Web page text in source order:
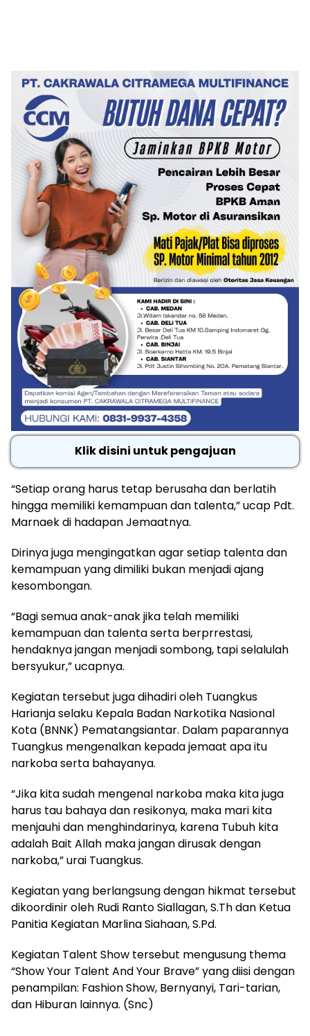
Klik disini untuk pengajuan
“Setiap orang harus tetap berusaha dan berlatih
hingga memiliki kemampuan dan talenta,” ucap Pdt.
Marnaek di hadapan Jemaatnya.
Dirinya juga mengingatkan agar setiap talenta dan
kemampuan yang dimiliki bukan menjadi ajang
kesombongan.
“Bagi semua anak-anak jika telah memiliki
kemampuan dan talenta serta berprrestasi,
hendaknya jangan menjadi sombong, tapi selalulah
bersyukur,” ucapnya.
Kegiatan tersebut juga dihadiri oleh Tuangkus
Harianja selaku Kepala Badan Narkotika Nasional
Kota (BNNK) Pematangsiantar. Dalam paparannya
Tuangkus mengenalkan kepada jemaat apa itu
narkoba serta bahayanya.
“Jika kita sudah mengenal narkoba maka kita juga
harus tau bahaya dan resikonya, maka mari kita
menjauhi dan menghindarinya, karena Tubuh kita
adalah Bait Allah maka jangan dirusak dengan
narkoba,” urai Tuangkus.
Kegiatan yang berlangsung dengan hikmat tersebut
dikoordinir oleh Rudi Ranto Siallagan, S.Th dan Ketua
Panitia Kegiatan Marlina Siahaan, S.Pd.
Kegiatan Talent Show tersebut mengusung thema
“Show Your Talent And Your Brave” yang diisi dengan
penampilan: Fashion Show, Bernyanyi, Tari-tarian,
dan Hiburan lainnya. (Snc)